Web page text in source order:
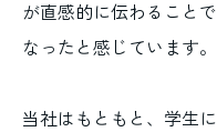
が直感的に伝わること
なったと感じています。
当社はもともと、学生